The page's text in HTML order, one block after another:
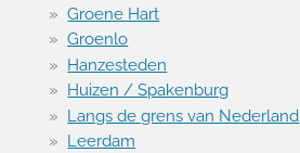
Groene Hart
Groenlo
Hanzesteden
Huizen / Spakenburg
Langs de grens van Nederland
Leerdam